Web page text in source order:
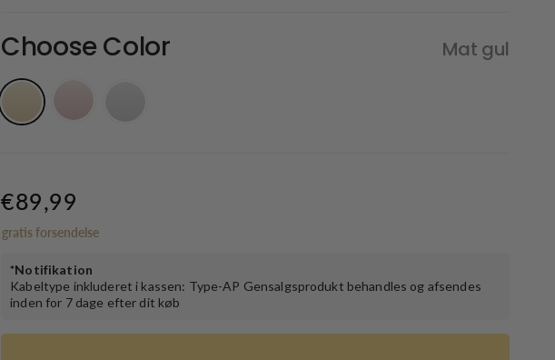
Choose Color Mat gul
€89,99
gratis forsendelse
*Notifikation
Kabeltype inkluderet i kassen: Type-AP Gensalgsprodukt behandles og afsendes
inden for 7 dage efter dit køb